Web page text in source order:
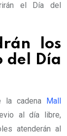
el Día del
los
del Día
la cadena Mall
al día libre,
atenderán al